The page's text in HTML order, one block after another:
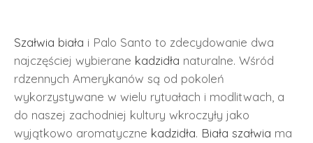
Szałwia biała i Palo Santo to zdecydowanie dwa
najczęściej wybierane kadzidła naturalne. Wśród
rdzennych Amerykanów są od pokoleń
wykorzystywane w wielu rytuałach i modlitwach, a
do naszej zachodniej kultury wkroczyły jako
wyjątkowo aromatyczne kadzidła. Biała szałwia ma